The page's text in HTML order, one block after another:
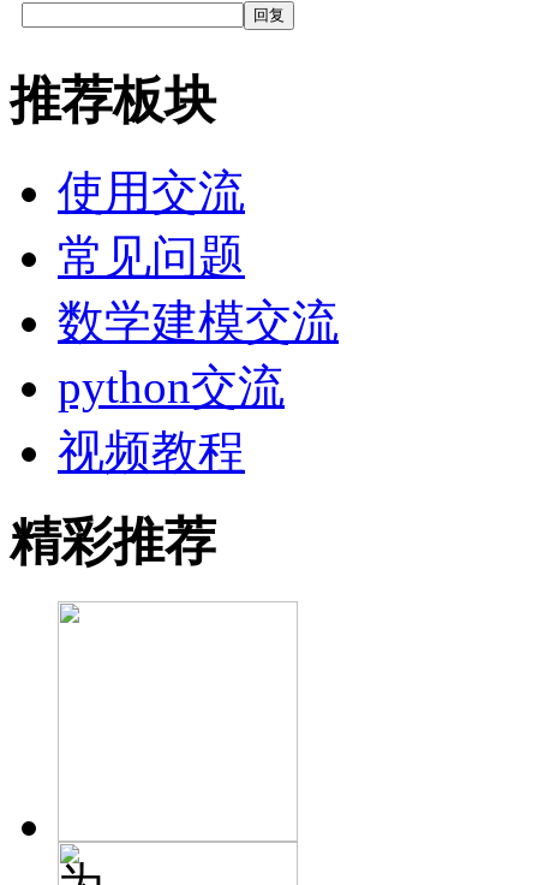
回复
推荐板块
使用交流
常见问题
数学建模交流
python交流
视频教程
精彩推荐